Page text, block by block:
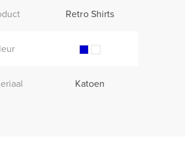
Retro Shirts
Katoen